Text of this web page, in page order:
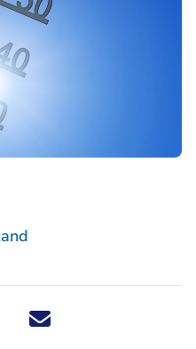
dit nieuwsbericht via X -
Deel dit nieuwsbericht via
Deel dit nieuwsbericht
Deel dit